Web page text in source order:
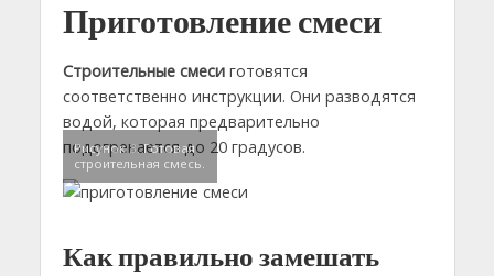
Приготовление смеси
Строительные смесиготовятся
соответственно инструкции. Они разводятся
водой, которая предварительно
подогревается до 20 градусов.
Рисунок 3. Готовая
строительная смесь.
Как правильно замешать